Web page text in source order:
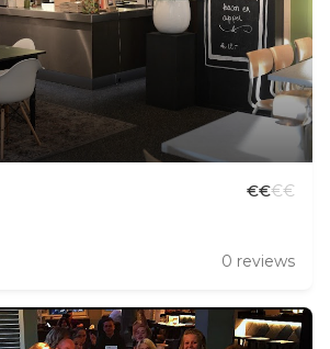
€€€€
0 reviews